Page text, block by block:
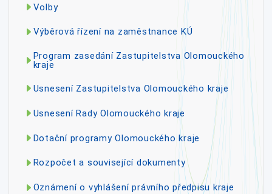
Volby
Výběrová řízení na zaměstnance KÚ
Program zasedání Zastupitelstva Olomouckého
kraje
Usnesení Zastupitelstva Olomouckého kraje
Usnesení Rady Olomouckého kraje
Dotační programy Olomouckého kraje
Rozpočet a související dokumenty
Oznámení o vyhlášení právního předpisu kraje